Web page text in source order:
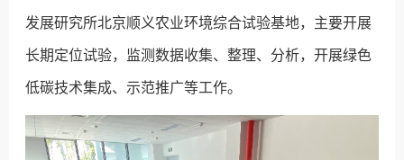
发展研究所北京顺义农业环境综合试验基地，主要开展
长期定位试验，监测数据收集、整理、分析，开展绿色
低碳技术集成、示范推广等工作。